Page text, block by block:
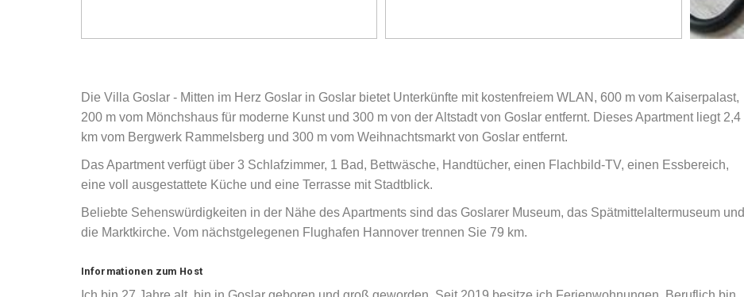
Die Villa Goslar - Mitten im Herz Goslar in Goslar bietet Unterkünfte mit kostenfreiem WLAN, 600 m vom Kaiserpalast,
200 m vom Mönchshaus für moderne Kunst und 300 m von der Altstadt von Goslar entfernt. Dieses Apartment liegt 2,4
km vom Bergwerk Rammelsberg und 300 m vom Weihnachtsmarkt von Goslar entfernt.
Das Apartment verfügt über 3 Schlafzimmer, 1 Bad, Bettwäsche, Handtücher, einen Flachbild-TV, einen Essbereich,
eine voll ausgestattete Küche und eine Terrasse mit Stadtblick.
Beliebte Sehenswürdigkeiten in der Nähe des Apartments sind das Goslarer Museum, das Spätmittelaltermuseum und
die Marktkirche. Vom nächstgelegenen Flughafen Hannover trennen Sie 79 km.
Informationen zum Host